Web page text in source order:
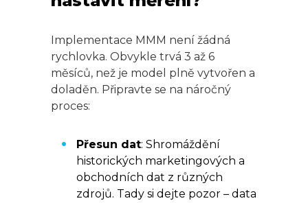
Implementace MMM není žádná
rychlovka. Obvykle trvá 3 až 6
měsíců, než je model plně vytvořen a
doladěn. Připravte se na náročný
proces:
Přesun dat: Shromáždění
historických marketingových a
obchodních dat z různých
zdrojů. Tady si dejte pozor – data